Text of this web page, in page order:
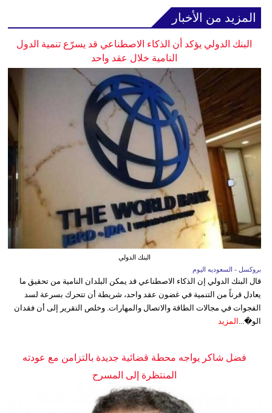
المزيد من الأخبار
البنك الدولي يؤكد أن الذكاء الاصطناعي قد يسرّع تنمية الدول
النامية خلال عقد واحد
البنك الدولي
بروكسل - السعوديه اليوم
قال البنك الدولي إن الذكاء الاصطناعي قد يمكن البلدان النامية من تحقيق ما
يعادل قرناً من التنمية في غضون عقد واحد، شريطة أن تتحرك بسرعة لسد
الفجوات في مجالات الطاقة والاتصال والمهارات. وخلص التقرير إلى أن فقدان
الو�... المزيد
فضل شاكر يواجه محطة قضائية جديدة بالتزامن مع عودته
المنتظرة إلى المسرح